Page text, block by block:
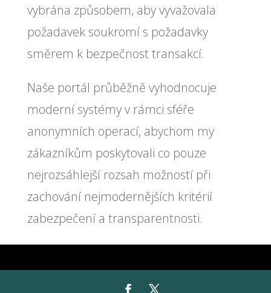
vybrána způsobem, aby vyvažovala
požadavek soukromí s požadavky
směrem k bezpečnost transakcí.
Naše portál průběžně vyhodnocuje
moderní systémy v rámci sféře
anonymních operací, abychom my
zákazníkům poskytovali co pouze
nejrozsáhlejší rozsah možností při
zachování nejmodernějších kritérií
zabezpečení a transparentnosti.